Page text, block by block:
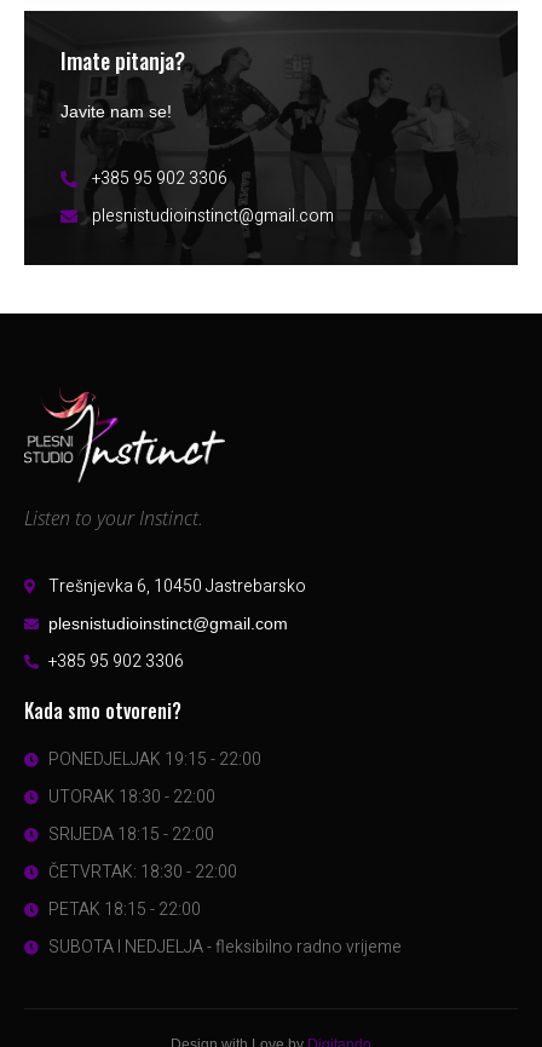
Imate pitanja?
Javite nam se!
+385 95 902 3306
plesnistudioinstinct@gmail.com
Listen to your Instinct.
Trešnjevka 6, 10450 Jastrebarsko
plesnistudioinstinct@gmail.com
+385 95 902 3306
Kada smo otvoreni?
PONEDJELJAK 19:15 - 22:00
UTORAK 18:30 - 22:00
SRIJEDA 18:15 - 22:00
ČETVRTAK: 18:30 - 22:00
PETAK 18:15 - 22:00
SUBOTA I NEDJELJA - fleksibilno radno vrijeme